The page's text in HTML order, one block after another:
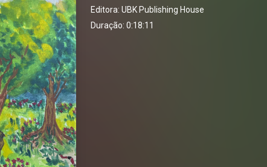
Editora: UBK Publishing House
Duração: 0:18:11